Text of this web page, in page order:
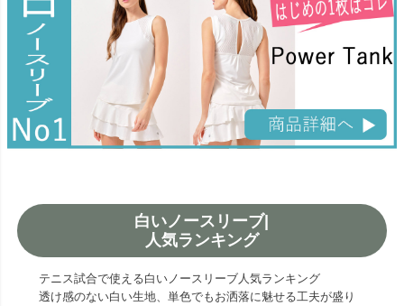
白いノースリーブ|
人気ランキング
テニス試合で使える白いノースリーブ人気ランキング
透け感のない白い生地、単色でもお洒落に魅せる工夫が盛り